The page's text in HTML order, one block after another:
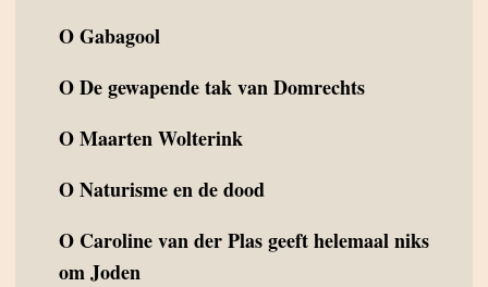
OGabagool
ODe gewapende tak van Domrechts
OMaarten Wolterink
ONaturisme en de dood
O Caroline van der Plas geeft helemaal niks
om Joden